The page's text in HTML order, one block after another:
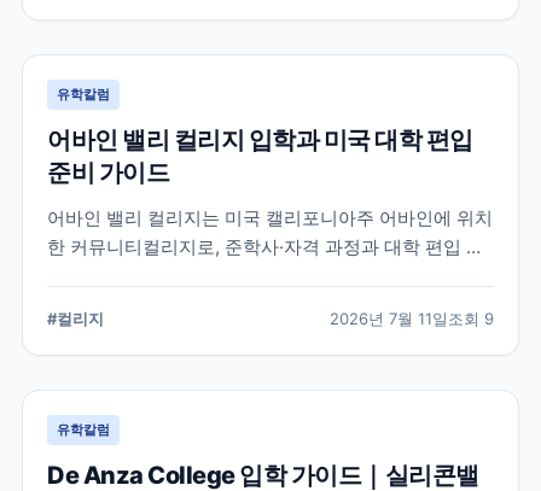
유학칼럼
어바인 밸리 컬리지 입학과 미국 대학 편입
준비 가이드
어바인 밸리 컬리지는 미국 캘리포니아주 어바인에 위치
한 커뮤니티컬리지로, 준학사·자격 과정과 대학 편입 준
#컬리지 2026년 7월 11일조회 9
유학칼럼
De Anza College 입학 가이드｜실리콘밸